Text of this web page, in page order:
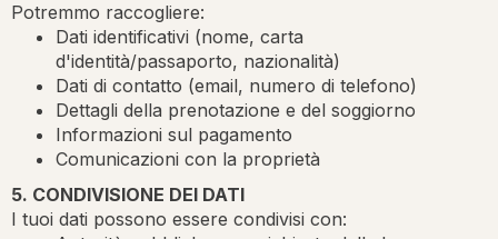
Potremmo raccogliere:
Dati identificativi (nome, carta
d'identità/passaporto, nazionalità)
Dati di contatto (email, numero di telefono)
Dettagli della prenotazione e del soggiorno
Informazioni sul pagamento
Comunicazioni con la proprietà
5. CONDIVISIONE DEI DATI
I tuoi dati possono essere condivisi con: